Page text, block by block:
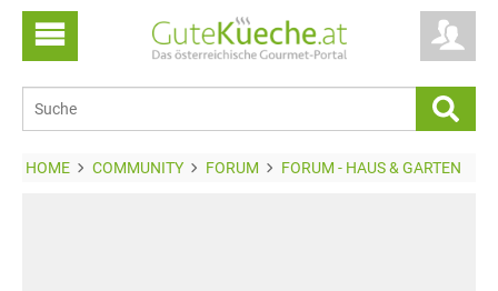
HOME COMMUNITY FORUM FORUM - HAUS & GARTEN